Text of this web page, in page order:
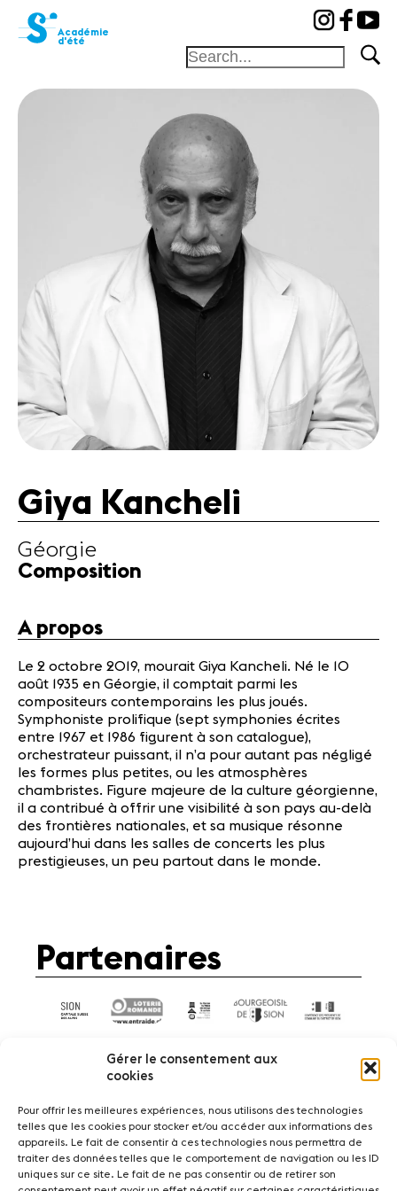
Gérer le consentement aux
cookies
Pour offrir les meilleures expériences, nous utilisons des technologies
telles que les cookies pour stocker et/ou accéder aux informations des
appareils. Le fait de consentir à ces technologies nous permettra de
traiter des données telles que le comportement de navigation ou les ID
uniques sur ce site. Le fait de ne pas consentir ou de retirer son
Académie
d'été
Professeurs
Camp
Concerts
Actualités
Partenaires
Actualités
Concerts
Médiation
Revue de
Emplois
A propos
Mentions
légales
Contact
Giya Kancheli
Géorgie
Composition
A propos
Le 2 octobre 2019, mourait Giya Kancheli. Né le 10
août 1935 en Géorgie, il comptait parmi les
compositeurs contemporains les plus joués.
Symphoniste prolifique (sept symphonies écrites
entre 1967 et 1986 figurent à son catalogue),
orchestrateur puissant, il n’a pour autant pas négligé
les formes plus petites, ou les atmosphères
chambristes. Figure majeure de la culture géorgienne,
il a contribué à offrir une visibilité à son pays au-delà
des frontières nationales, et sa musique résonne
aujourd’hui dans les salles de concerts les plus
prestigieuses, un peu partout dans le monde.
Partenaires
ActualitésConcertsBénévoles
Médiation